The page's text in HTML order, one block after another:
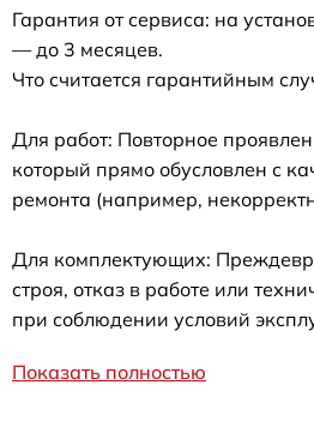
Гарантия от сервиса: на
— до 3 месяцев.
Что считается гарантийным
Для работ: Повторное
который прямо обусловлен с
ремонта (например,
Для комплектующих:
строя, отказ в работе или
при соблюдении условий
Показать полностью